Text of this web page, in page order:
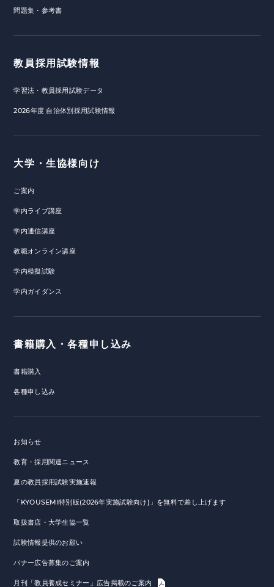
問題集・参考書
教員採用試験情報
学習法・教員採用試験データ
2026年度 自治体別採用試験情報
大学・生協様向け
ご案内
学内ライブ講座
学内通信講座
教職オンライン講座
学内模擬試験
学内ガイダンス
書籍購入・各種申し込み
書籍購入
各種申し込み
お知らせ
教育・採用関連ニュース
夏の教員採用試験実施速報
「KYOUSEMI特別版(2026年実施試験向け)」を無料で差し上げます
取扱書店・大学生協一覧
試験情報提供のお願い
バナー広告募集のご案内
月刊「教員養成セミナー」広告掲載のご案内